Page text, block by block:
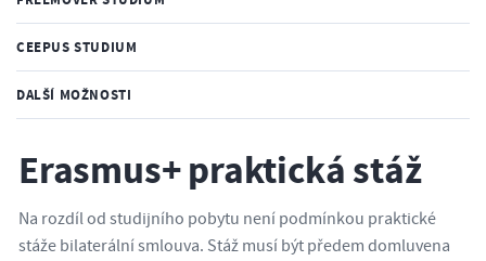
CEEPUS STUDIUM
DALŠÍ MOŽNOSTI
Erasmus+ praktická stáž
Na rozdíl od studijního pobytu není podmínkou praktické
stáže bilaterální smlouva. Stáž musí být předem domluvena